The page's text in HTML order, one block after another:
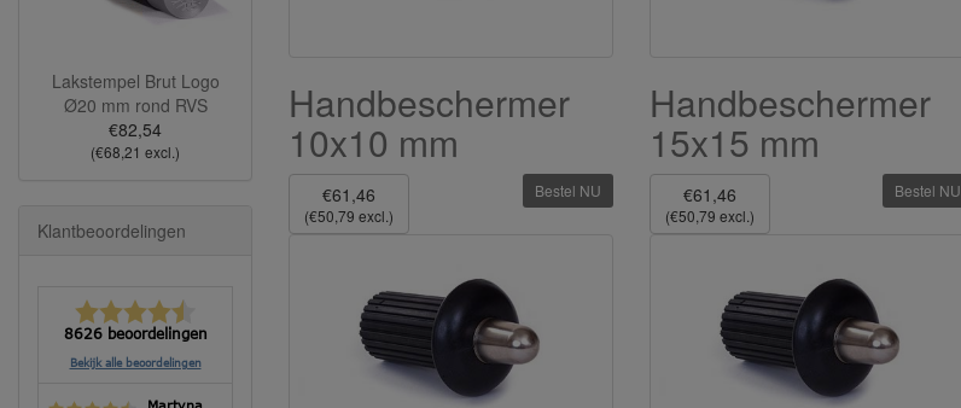
Handbeschermer
10x10 mm
€61,46
(€50,79 excl.)
Bestel NU
Handbeschermer
15x15 mm
€61,46
(€50,79 excl.)
Bestel NU
Lakstempel Brut Logo
Ø20 mm rond RVS
€82,54
(€68,21 excl.)
Klantbeoordelingen
8626 beoordelingen
Bekijk alle beoordelingen